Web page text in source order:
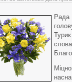
Рада